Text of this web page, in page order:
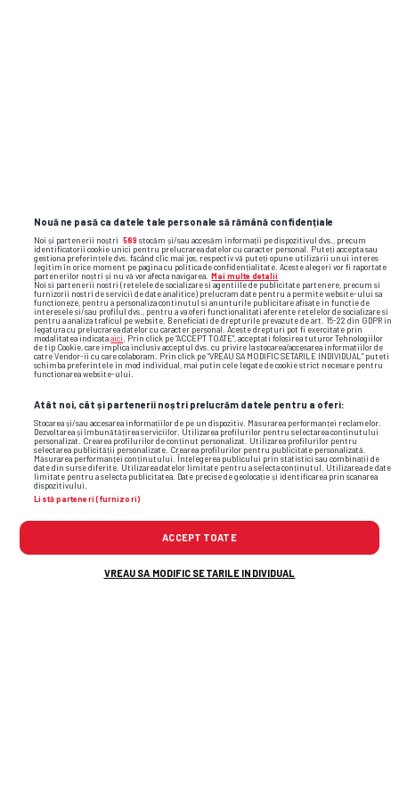
Foto16/32
Nouă ne pasă ca datele tale personale să rămână confidențiale
Noi și partenerii noștri 589 stocăm și/sau accesăm informații pe dispozitivul dvs., precum
identificatorii cookie unici pentru prelucrarea datelor cu caracter personal. Puteți accepta sau
gestiona preferințele dvs. făcând clic mai jos, respectiv vă puteți opune utilizării unui interes
legitim în orice moment pe pagina cu politica de confidențialitate. Aceste alegeri vor fi raportate
partenerilor noștri și nu vă vor afecta navigarea. Mai multe detalii
Noi si partenerii nostri (retelele de socializare si agentiile de publicitate partenere, precum si
furnizorii nostri de servicii de date analitice) prelucram date pentru a permite website-ului sa
functioneze, pentru a personaliza continutul si anunturile publicitare afisate in functie de
interesele si/sau profilul dvs., pentru a va oferi functionalitati aferente retelelor de socializare si
pentru a analiza traficul pe website. Beneficiati de drepturile prevazute de art. 15-22 din GDPR in
legatura cu prelucrarea datelor cu caracter personal. Aceste drepturi pot fi exercitate prin
modalitatea indicataaici
. Prin click pe “ACCEPT TOATE”, acceptati folosirea tuturor Tehnologiilor
de tip Cookie, care implica inclusiv acceptul dvs. cu privire la stocarea/accesarea informatiilor de
catre Vendor-ii cu care colaboram. Prin click pe “VREAU SA MODIFIC SETARILE INDIVIDUAL” puteti
schimba preferintele in mod individual, mai putin cele legate de cookie strict necesare pentru
functionarea website-ului.
Atât noi, cât și partenerii noștri prelucrăm datele pentru a oferi:
Stocarea și/sau accesarea informațiilor de pe un dispozitiv. Măsurarea performanței reclamelor.
Dezvoltarea și îmbunătățirea serviciilor. Utilizarea profilurilor pentru selectarea conținutului
personalizat. Crearea profilurilor de conținut personalizat. Utilizarea profilurilor pentru
selectarea publicității personalizate. Crearea profilurilor pentru publicitate personalizată.
Măsurarea performanței conținutului. Înțelegerea publicului prin statistici sau combinații de
date din surse diferite. Utilizarea datelor limitate pentru a selecta conținutul. Utilizarea de date
limitate pentru a selecta publicitatea. Date precise de geolocație și identificarea prin scanarea
dispozitivului.
Listă parteneri (furnizori)
ACCEPT TOATE
VREAU SA MODIFIC SETARILE INDIVIDUAL